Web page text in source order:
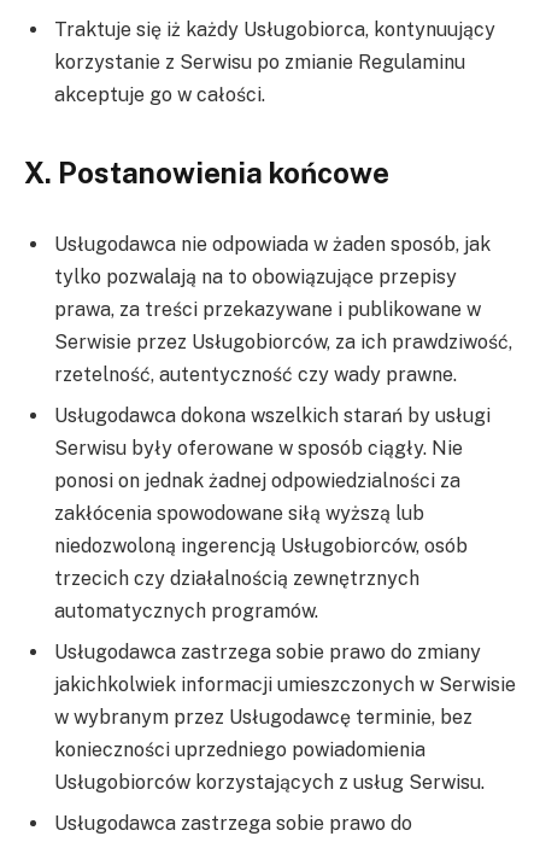
Traktuje się iż każdy Usługobiorca, kontynuujący
korzystanie z Serwisu po zmianie Regulaminu
akceptuje go w całości.
X. Postanowienia końcowe
Usługodawca nie odpowiada w żaden sposób, jak
tylko pozwalają na to obowiązujące przepisy
prawa, za treści przekazywane i publikowane w
Serwisie przez Usługobiorców, za ich prawdziwość,
rzetelność, autentyczność czy wady prawne.
Usługodawca dokona wszelkich starań by usługi
Serwisu były oferowane w sposób ciągły. Nie
ponosi on jednak żadnej odpowiedzialności za
zakłócenia spowodowane siłą wyższą lub
niedozwoloną ingerencją Usługobiorców, osób
trzecich czy działalnością zewnętrznych
automatycznych programów.
Usługodawca zastrzega sobie prawo do zmiany
jakichkolwiek informacji umieszczonych w Serwisie
w wybranym przez Usługodawcę terminie, bez
konieczności uprzedniego powiadomienia
Usługobiorców korzystających z usług Serwisu.
Usługodawca zastrzega sobie prawo do